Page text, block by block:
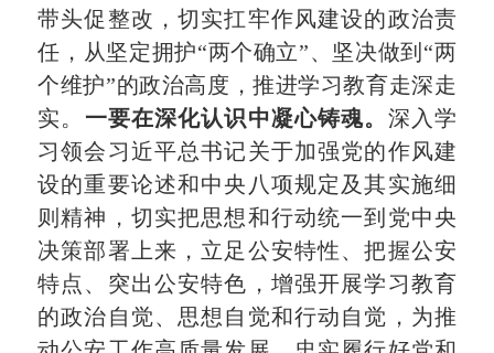
带头促整改，切实扛牢作风建设的政治责
任，从坚定拥护“两个确立”、坚决做到“两
个维护”的政治高度，推进学习教育走深走
实。 一要在深化认识中凝心铸魂。 深入学
习领会习近平总书记关于加强党的作风建
设的重要论述和中央八项规定及其实施细
则精神，切实把思想和行动统一到党中央
决策部署上来，立足公安特性、把握公安
特点、突出公安特色，增强开展学习教育
的政治自觉、思想自觉和行动自觉，为推